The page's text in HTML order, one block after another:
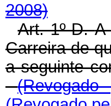
2008)
Art. 1º-D.A
Carreira de
a seguinte